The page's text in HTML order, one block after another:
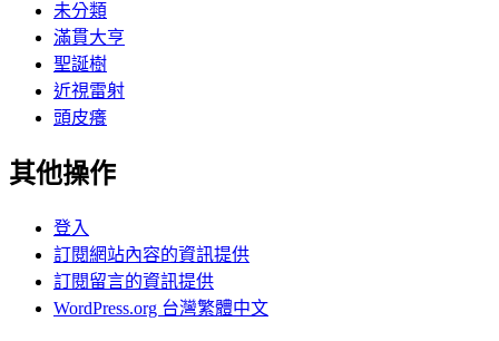
未分類
滿貫大亨
聖誕樹
近視雷射
頭皮癢
其他操作
登入
訂閱網站內容的資訊提供
訂閱留言的資訊提供
WordPress.org 台灣繁體中文